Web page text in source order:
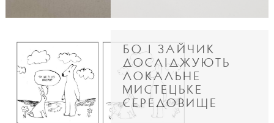
БО І ЗАЙЧИК
ДОСЛІДЖУЮТЬ
ЛОКАЛЬНЕ
МИСТЕЦЬКЕ
СЕРЕДОВИЩЕ